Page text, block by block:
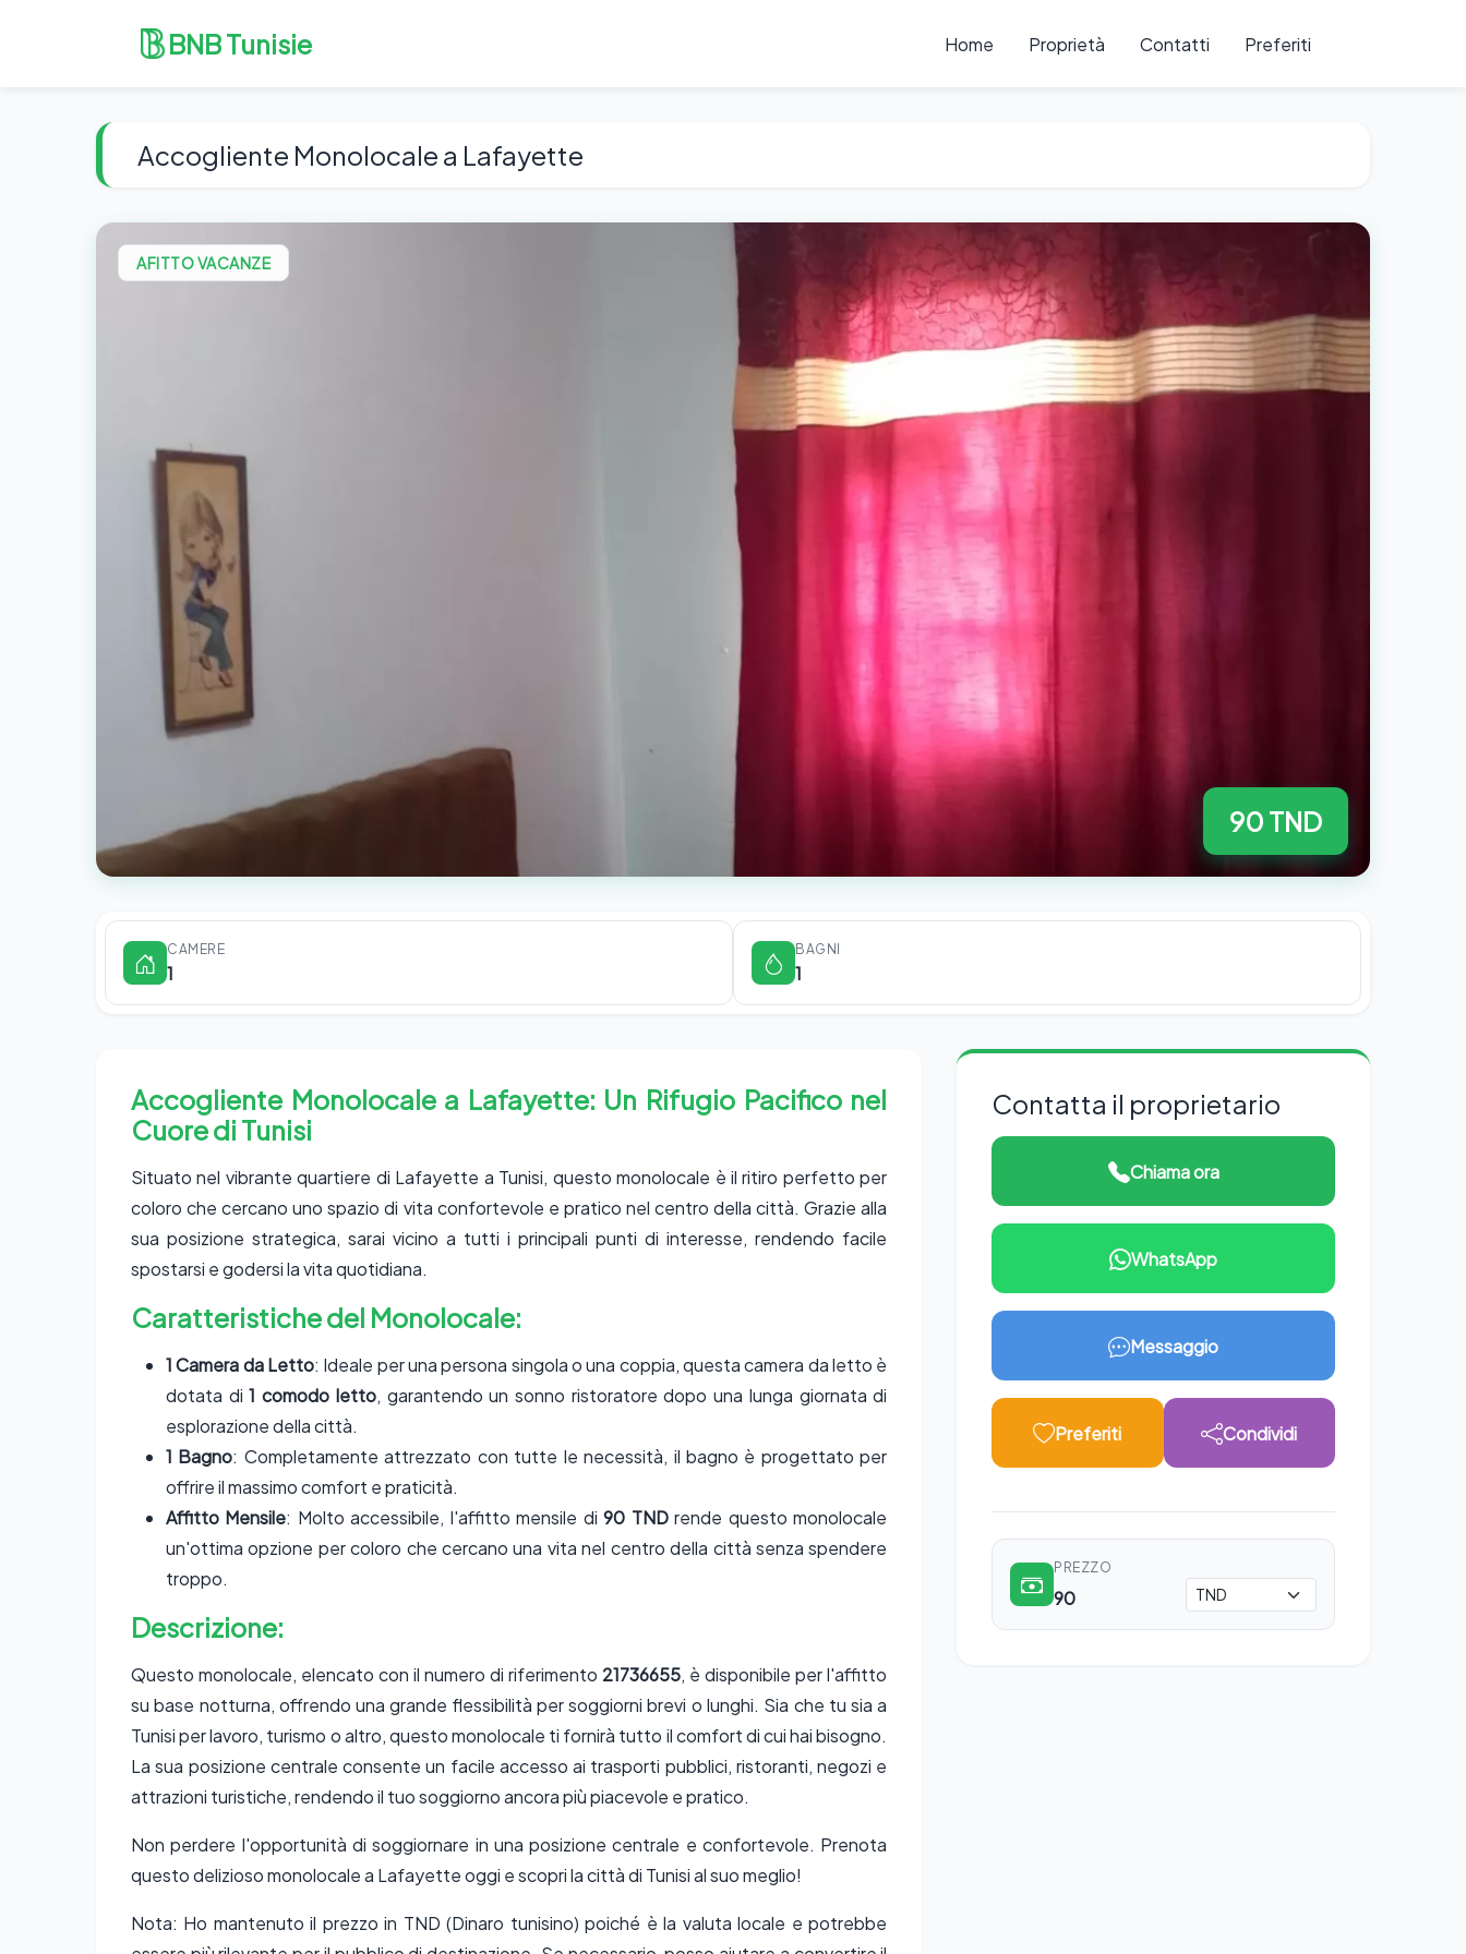
BNB Tunisie Home Proprietà Contatti Preferiti
Accogliente Monolocale a Lafayette
AFITTO VACANZE
90 TND
CAMERE
1
BAGNI
1
Accogliente Monolocale a Lafayette: Un Rifugio Pacifico nel
Cuore di Tunisi
Situato nel vibrante quartiere di Lafayette a Tunisi, questo monolocale è il ritiro perfetto per
coloro che cercano uno spazio di vita confortevole e pratico nel centro della città. Grazie alla
sua posizione strategica, sarai vicino a tutti i principali punti di interesse, rendendo facile
spostarsi e godersi la vita quotidiana.
Caratteristiche del Monolocale:
1 Camera da Letto: Ideale per una persona singola o una coppia, questa camera da letto è
dotata di1 comodo letto, garantendo un sonno ristoratore dopo una lunga giornata di
esplorazione della città.
1 Bagno: Completamente attrezzato con tutte le necessità, il bagno è progettato per
offrire il massimo comfort e praticità.
Affitto Mensile: Molto accessibile, l'affitto mensile di90 TNDrende questo monolocale
un'ottima opzione per coloro che cercano una vita nel centro della città senza spendere
troppo.
Descrizione:
Questo monolocale, elencato con il numero di riferimento 21736655, è disponibile per l'affitto
su base notturna, offrendo una grande flessibilità per soggiorni brevi o lunghi. Sia che tu sia a
Tunisi per lavoro, turismo o altro, questo monolocale ti fornirà tutto il comfort di cui hai bisogno.
La sua posizione centrale consente un facile accesso ai trasporti pubblici, ristoranti, negozi e
attrazioni turistiche, rendendo il tuo soggiorno ancora più piacevole e pratico.
Non perdere l'opportunità di soggiornare in una posizione centrale e confortevole. Prenota
questo delizioso monolocale a Lafayette oggi e scopri la città di Tunisi al suo meglio!
Nota: Ho mantenuto il prezzo in TND (Dinaro tunisino) poiché è la valuta locale e potrebbe
Contatta il proprietario
Chiama ora
WhatsApp
Messaggio
Preferiti Condividi
PREZZO
90